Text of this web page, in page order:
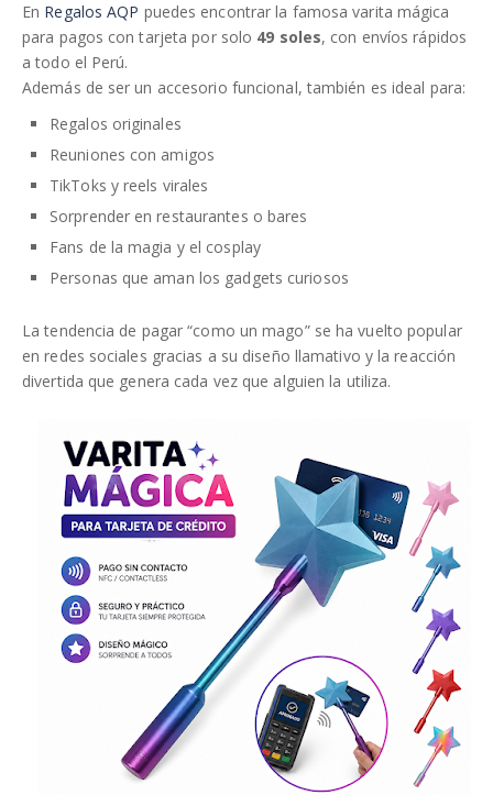
En Regalos AQP puedes encontrar la famosa varita mágica
para pagos con tarjeta por solo 49 soles, con envíos rápidos
a todo el Perú.
Además de ser un accesorio funcional, también es ideal para:
Regalos originales
Reuniones con amigos
TikToks y reels virales
Sorprender en restaurantes o bares
Fans de la magia y el cosplay
Personas que aman los gadgets curiosos
La tendencia de pagar “como un mago” se ha vuelto popular
en redes sociales gracias a su diseño llamativo y la reacción
divertida que genera cada vez que alguien la utiliza.